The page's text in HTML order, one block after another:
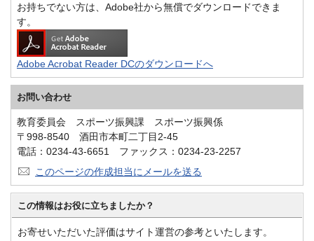
お持ちでない方は、Adobe社から無償でダウンロードできま
す。
Adobe Acrobat Reader DCのダウンロードへ
お問い合わせ
教育委員会 スポーツ振興課 スポーツ振興係
〒998-8540 酒田市本町二丁目2-45
電話：0234-43-6651 ファックス：0234-23-2257
このページの作成担当にメールを送る
この情報はお役に立ちましたか？
お寄せいただいた評価はサイト運営の参考といたします。